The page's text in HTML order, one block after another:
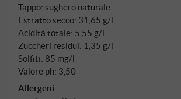
Tappo: sughero naturale
Estratto secco: 31,65 g/l
Acidità totale: 5,55 g/l
Zuccheri residui: 1,35 g/l
Solfiti: 85 mg/l
Valore ph: 3,50
Allergeni